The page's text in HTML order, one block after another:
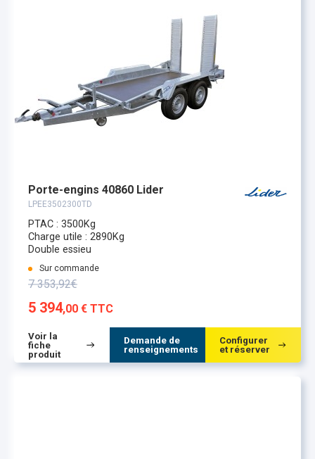
Porte-engins 40860 Lider
LPEE3502300TD
PTAC : 3500Kg
Charge utile : 2890Kg
Double essieu
Sur commande
7 353,92€
5 394,00 € TTC
Voir la
fiche
produit
Demande de
renseignements
Configurer
et réserver